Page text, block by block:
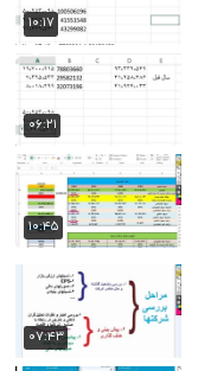
۱۰:۱۷
۰۶:۲۱
۱۰:۴۵
۰۷:۴۳